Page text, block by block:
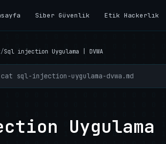
Siber Güvenlik Etik Hackerlık
/Sql injection Uygulama | DVWA
cat sql-injection-uygulama-dvwa.md
Uygulama |